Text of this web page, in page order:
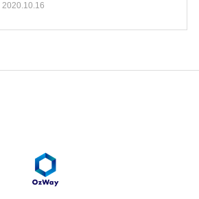
2020.10.16